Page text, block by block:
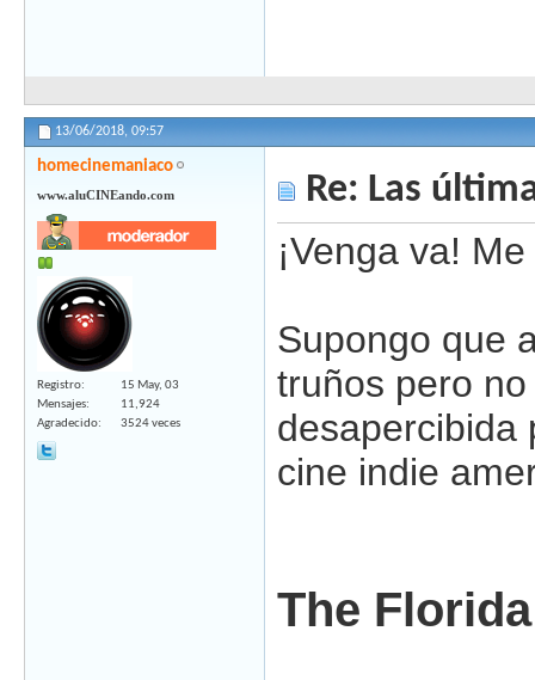
13/06/2018, 09:57
homecinemaniaco
www.aluCINEando.com
Registro
15 May, 03
Mensajes
11,924
Agradecido
3524 veces
Re: Las
¡Venga va!
Supongo que
truños pero
desapercibida
cine indie
The